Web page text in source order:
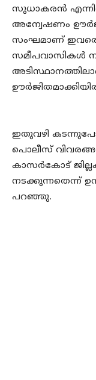
സുധാകരന്‍
അന്വേഷണം
സംഘമാണ് ഇവരെ
സമീപവാസികള്‍
ഇതുവഴി
പൊലീസ്
കാസര്‍കോട്
നടക്കുന്നതെന്ന്
പറഞ്ഞു.